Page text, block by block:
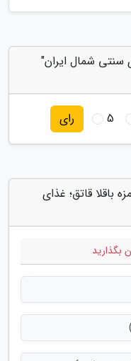
سنتی شمال ایران"
5 رای
باقلا قاتق؛ غذای
بگذارید